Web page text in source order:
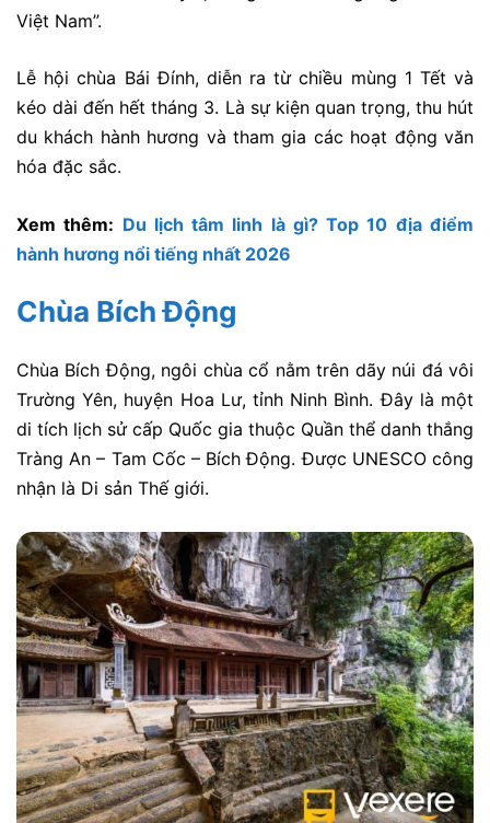
Việt Nam”.
Lễ hội chùa Bái Đính, diễn ra từ chiều mùng 1 Tết và
kéo dài đến hết tháng 3. Là sự kiện quan trọng, thu hút
du khách hành hương và tham gia các hoạt động văn
hóa đặc sắc.
Xem thêm: Du lịch tâm linh là gì? Top 10 địa điểm
hành hương nổi tiếng nhất 2026
Chùa Bích Động
Chùa Bích Động, ngôi chùa cổ nằm trên dãy núi đá vôi
Trường Yên, huyện Hoa Lư, tỉnh Ninh Bình. Đây là một
di tích lịch sử cấp Quốc gia thuộc Quần thể danh thắng
Tràng An – Tam Cốc – Bích Động. Được UNESCO công
nhận là Di sản Thế giới.